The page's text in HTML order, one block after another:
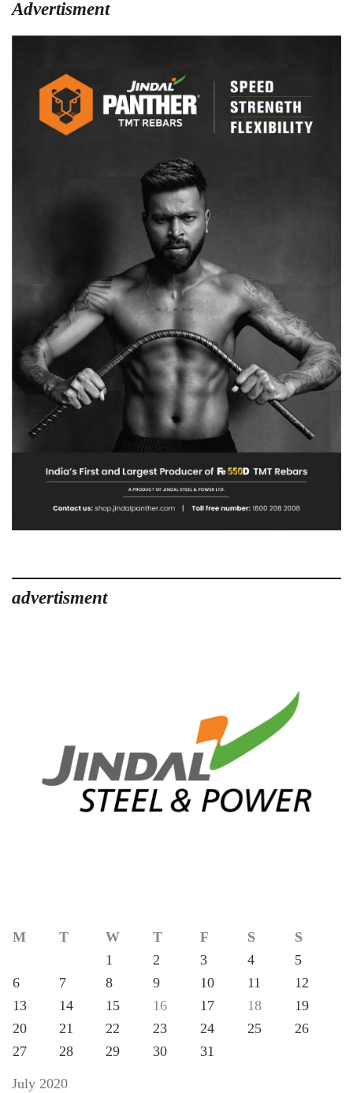
Advertisment
advertisment
July 2020
M T W T F S
S
1
2 3 4
5
6
7 8 9 10 11
12
13
14 15 16 17 18
19
20
21 22 23 24 25
26
27
28 29 30 31